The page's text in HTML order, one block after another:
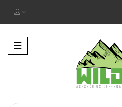
Alternar
a
☰